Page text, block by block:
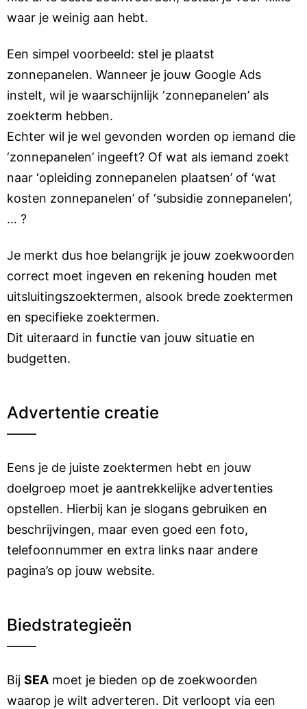
waar je weinig aan hebt.
Een simpel voorbeeld: stel je plaatst
zonnepanelen. Wanneer je jouw Google Ads
instelt, wil je waarschijnlijk ‘zonnepanelen’ als
zoekterm hebben.
Echter wil je wel gevonden worden op iemand die
‘zonnepanelen’ ingeeft? Of wat als iemand zoekt
naar ‘opleiding zonnepanelen plaatsen’ of ‘wat
kosten zonnepanelen’ of ‘subsidie zonnepanelen’,
… ?
Je merkt dus hoe belangrijk je jouw zoekwoorden
correct moet ingeven en rekening houden met
uitsluitingszoektermen, alsook brede zoektermen
en specifieke zoektermen.
Dit uiteraard in functie van jouw situatie en
budgetten.
Advertentie creatie
Eens je de juiste zoektermen hebt en jouw
doelgroep moet je aantrekkelijke advertenties
opstellen. Hierbij kan je slogans gebruiken en
beschrijvingen, maar even goed een foto,
telefoonnummer en extra links naar andere
pagina’s op jouw website.
Biedstrategieën
Bij SEA moet je bieden op de zoekwoorden
waarop je wilt adverteren. Dit verloopt via een